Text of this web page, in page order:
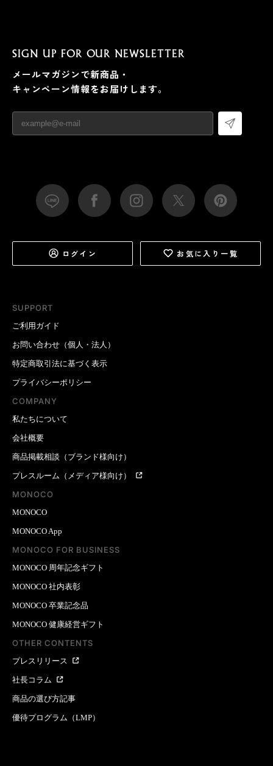
SUPPORT
ご利用ガイド
お問い合わせ（個人・法人）
特定商取引法に基づく表示
プライバシーポリシー
COMPANY
私たちについて
会社概要
商品掲載相談（ブランド様向け）
プレスルーム（メディア様向け）
MONOCO
MONOCO
MONOCO App
MONOCO FOR BUSINESS
MONOCO 周年記念ギフト
MONOCO 社内表彰
MONOCO 卒業記念品
MONOCO 健康経営ギフト
OTHER CONTENTS
プレスリリース
社長コラム
商品の選び方記事
優待プログラム（LMP）
SIGN UP FOR OUR NEWSLETTER
メールマガジンで新商品・
キャンペーン情報をお届けします。
ログイン お気に入り一覧